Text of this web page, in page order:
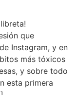
que
Instagram, y en
más tóxicos
y sobre todo
esta primera